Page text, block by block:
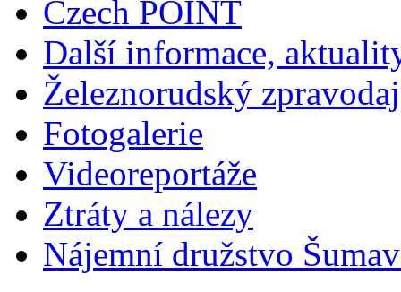
Czech POINT
Další informace,
Železnorudský zpravodaj
Fotogalerie
Videoreportáže
Ztráty a nálezy
Nájemní družstvo